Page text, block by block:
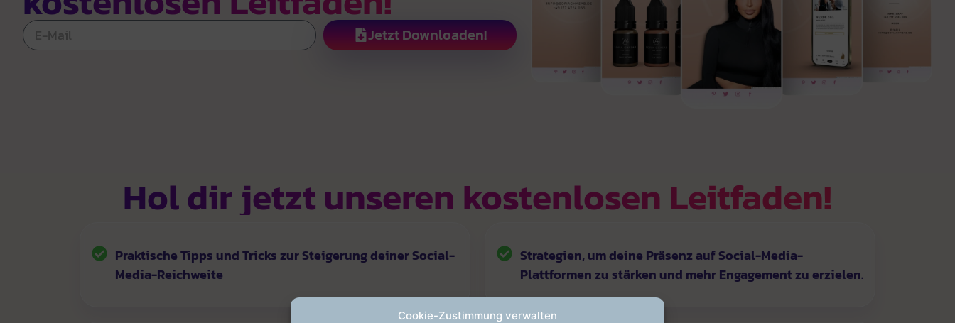
Cookie-Zustimmung verwalten
Jetzt Downloaden!
Hol dir jetzt unseren kostenlosen Leitfaden!
Praktische Tipps und Tricks zur Steigerung deiner Social-
Media-Reichweite
Strategien, um deine Präsenz auf Social-Media-
Plattformen zu stärken und mehr Engagement zu erzielen.